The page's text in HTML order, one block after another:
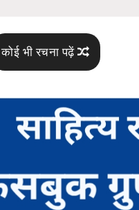
कोई भी रचना पढ़ें